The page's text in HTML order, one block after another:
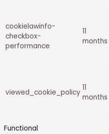
cookielawinfo-
checkbox-
performance
11
months
viewed_cookie_policy
11
months
Functional